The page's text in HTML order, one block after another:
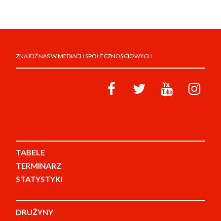
ZNAJDŹ NAS W MEDIACH SPOŁECZNOŚCIOWYCH
TABELE
TERMINARZ
STATYSTYKI
DRUŻYNY